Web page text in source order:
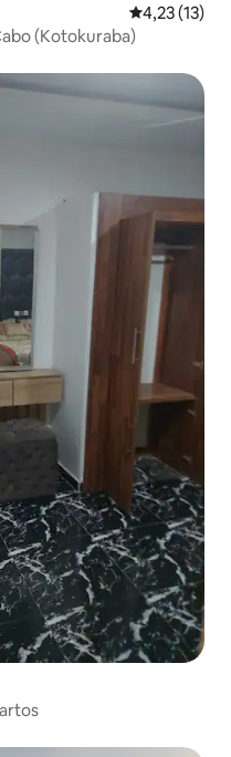
4,23 de uma
4,23 (13)
(Kotokuraba)